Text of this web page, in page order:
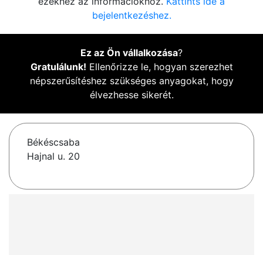
bejelentkezéshez.
Ez az Ön vállalkozása?
Gratulálunk! Ellenőrizze le, hogyan szerezhet
népszerűsítéshez szükséges anyagokat, hogy
élvezhesse sikerét.
Békéscsaba
Hajnal u. 20